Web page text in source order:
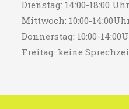
Dienstag: 14:00-18:00 Uhr
Mittwoch: 10:00-
Donnerstag: 10:00-
Freitag: keine